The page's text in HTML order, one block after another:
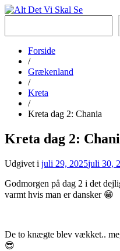
Forside
/
Grækenland
/
Kreta
/
Kreta dag 2: Chania
Kreta dag 2:
Udgivet i juli 29, 2025juli 30,
Godmorgen på dag 2 i det
varmt hvis man er dansker 😁
De to knægte blev vækket..
😎